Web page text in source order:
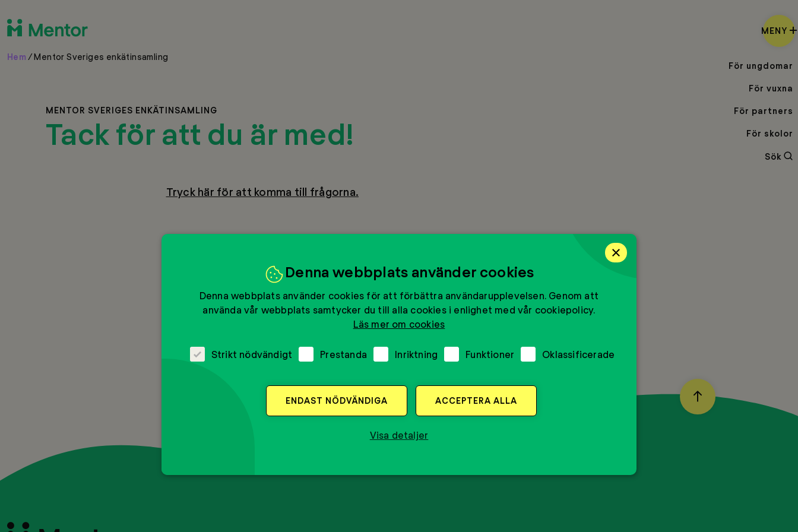
För ungdomar
För vuxna
För partners
För skolor
Sök
MENY
Hem /Mentor Sveriges enkätinsamling
MENTOR SVERIGES ENKÄTINSAMLING
Tack för att du är med!
Tryck här för att komma till frågorna.
BACK
TOP
×
Denna webbplats använder cookies
Denna webbplats använder cookies för att förbättra användarupplevelsen. Genom att
använda vår webbplats samtycker du till alla cookies i enlighet med vår cookiepolicy.
Läs mer om cookies
Strikt nödvändigt Prestanda Inriktning Funktioner Oklassificerade
ACCEPTERA ALLA
ENDAST NÖDVÄNDIGA
Visa detaljer